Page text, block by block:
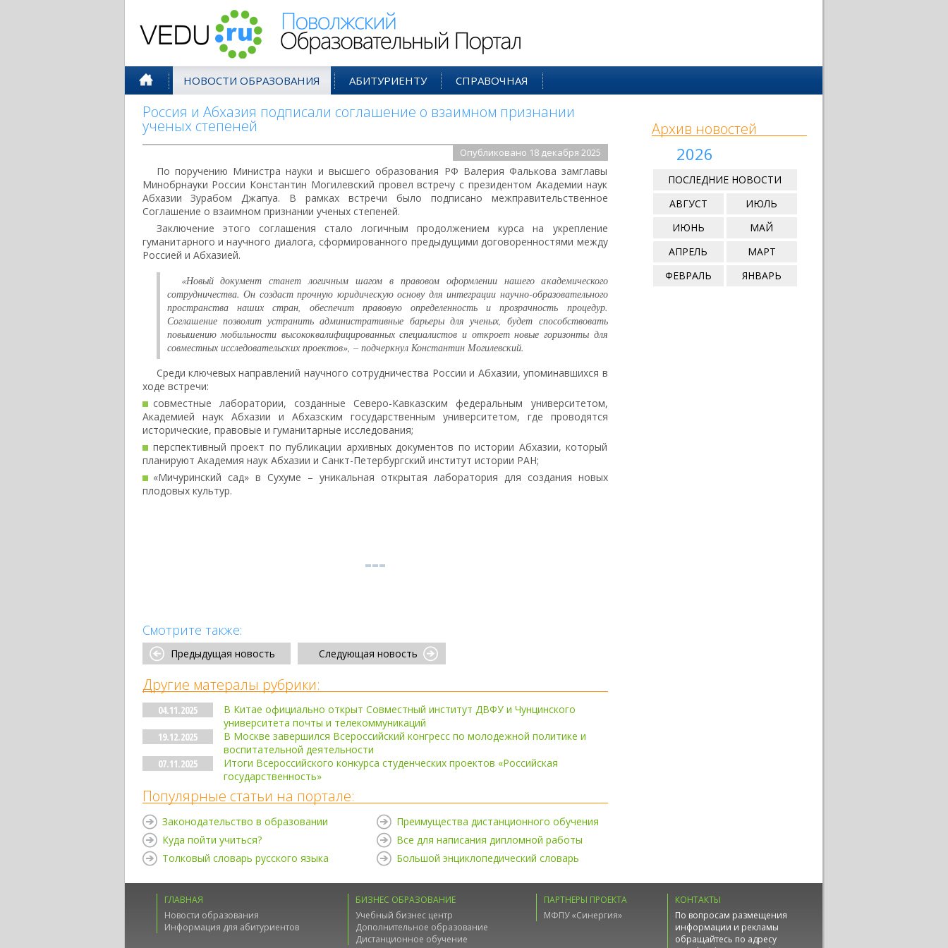
НОВОСТИ ОБРАЗОВАНИЯ АБИТУРИЕНТУ СПРАВОЧНАЯ
Россия и Абхазия подписали соглашение о взаимном признании
ученых степеней
Опубликовано 18 декабря 2025
По поручению Министра науки и высшего образования РФ Валерия Фалькова замглавы
Минобрнауки России Константин Могилевский провел встречу с президентом Академии наук
Абхазии Зурабом Джапуа. В рамках встречи было подписано межправительственное
Соглашение о взаимном признании ученых степеней.
Заключение этого соглашения стало логичным продолжением курса на укрепление
гуманитарного и научного диалога, сформированного предыдущими договоренностями между
Россией и Абхазией.
«Новый документ станет логичным шагом в правовом оформлении нашего академического
сотрудничества. Он создаст прочную юридическую основу для интеграции научно-образовательного
пространства наших стран, обеспечит правовую определенность и прозрачность процедур.
Соглашение позволит устранить административные барьеры для ученых, будет способствовать
повышению мобильности высококвалифицированных специалистов и откроет новые горизонты для
совместных исследовательских проектов», – подчеркнул Константин Могилевский.
Среди ключевых направлений научного сотрудничества России и Абхазии, упоминавшихся в
ходе встречи:
совместные лаборатории, созданные Северо-Кавказским федеральным университетом,
Академией наук Абхазии и Абхазским государственным университетом, где проводятся
исторические, правовые и гуманитарные исследования;
перспективный проект по публикации архивных документов по истории Абхазии, который
планируют Академия наук Абхазии и Санкт-Петербургский институт истории РАН;
«Мичуринский сад» в Сухуме – уникальная открытая лаборатория для создания новых
плодовых культур.
Смотрите также:
Предыдущая новость Следующая новость
Другие матералы рубрики:
04.11.2025
В Китае официально открыт Совместный институт ДВФУ и Чунцинского
университета почты и телекоммуникаций
19.12.2025
В Москве завершился Всероссийский конгресс по молодежной политике и
воспитательной деятельности
07.11.2025
Итоги Всероссийского конкурса студенческих проектов «Российская
государственность»
Популярные статьи на портале:
Законодательство в образовании
Куда пойти учиться?
Толковый словарь русского языка
Преимущества дистанционного обучения
Все для написания дипломной работы
Большой энциклопедический словарь
Архив новостей
2026
ПОСЛЕДНИЕ НОВОСТИ
АВГУСТ
ИЮЛЬ
ИЮНЬ
МАЙ
АПРЕЛЬ
МАРТ
ФЕВРАЛЬ
ЯНВАРЬ
ГЛАВНАЯ
Новости образования
Информация для абитуриентов
БИЗНЕС ОБРАЗОВАНИЕ
Учебный бизнес центр
Дополнительное образование
Дистанционное обучение
ПАРТНЕРЫ ПРОЕКТА
МФПУ «Синергия»
КОНТАКТЫ
По вопросам размещения
информации и рекламы
обращайтесь по адресу